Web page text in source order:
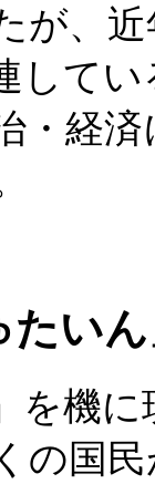
が、
して
・経
たい
を機
の国